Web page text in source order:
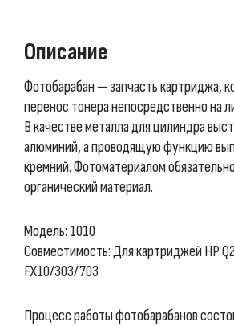
Описание
Фотобарабан — запчасть картриджа,
перенос тонера непосредственно на
В качестве металла для цилиндра
алюминий, а проводящую функцию
кремний. Фотоматериалом
органический материал.
Модель: 1010
Совместимость: Для картриджей HP
FX10/303/703
Процесс работы фотобарабанов